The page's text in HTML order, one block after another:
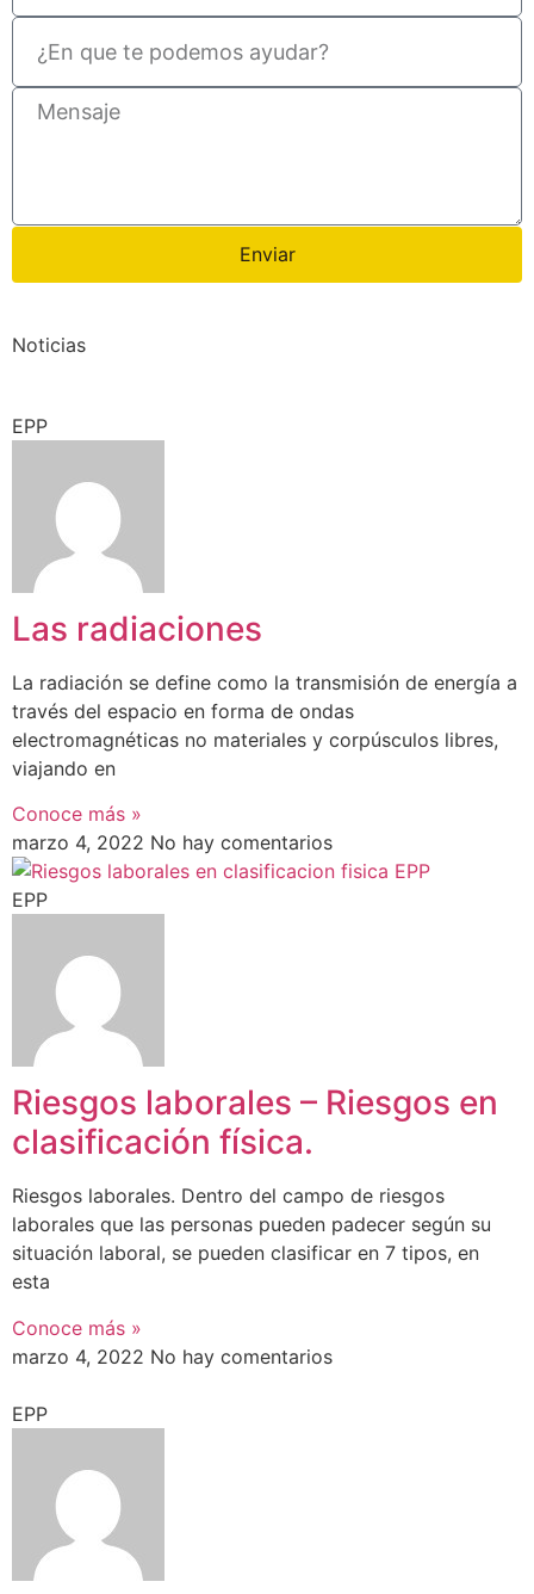
Enviar
Noticias
EPP
Las radiaciones
La radiación se define como la transmisión de energía a
través del espacio en forma de ondas
electromagnéticas no materiales y corpúsculos libres,
viajando en
Conoce más »
marzo 4, 2022 No hay comentarios
EPP
Riesgos laborales – Riesgos en
clasificación física.
Riesgos laborales. Dentro del campo de riesgos
laborales que las personas pueden padecer según su
situación laboral, se pueden clasificar en 7 tipos, en
esta
Conoce más »
marzo 4, 2022 No hay comentarios
EPP